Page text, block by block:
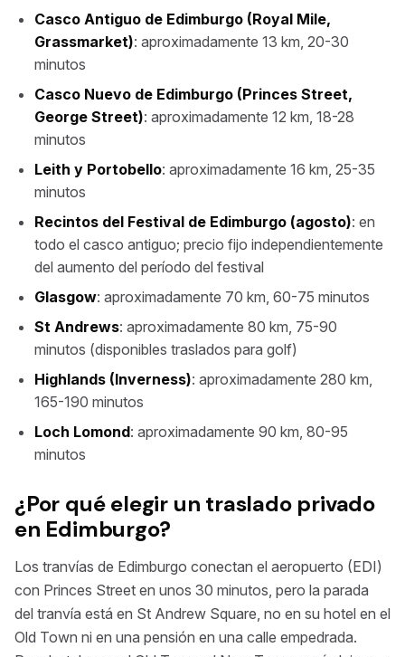
Casco Antiguo de Edimburgo (Royal Mile,
Grassmarket): aproximadamente 13 km, 20-30
minutos
Casco Nuevo de Edimburgo (Princes Street,
George Street): aproximadamente 12 km, 18-28
minutos
Leith y Portobello: aproximadamente 16 km, 25-35
minutos
Recintos del Festival de Edimburgo (agosto): en
todo el casco antiguo; precio fijo independientemente
del aumento del período del festival
Glasgow: aproximadamente 70 km, 60-75 minutos
St Andrews: aproximadamente 80 km, 75-90
minutos (disponibles traslados para golf)
Highlands (Inverness): aproximadamente 280 km,
165-190 minutos
Loch Lomond: aproximadamente 90 km, 80-95
minutos
¿Por qué elegir un traslado privado
en Edimburgo?
Los tranvías de Edimburgo conectan el aeropuerto (EDI)
con Princes Street en unos 30 minutos, pero la parada
del tranvía está en St Andrew Square, no en su hotel en el
Old Town ni en una pensión en una calle empedrada.